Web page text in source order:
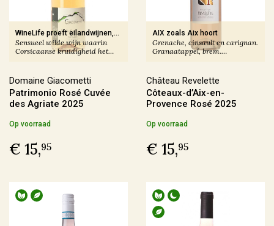
Producent
(6)
Anne & Jean-François Ganevat(5)
Azienda Agraria Moretti Omero(2)
Azienda Agricola Casavecchia alla Piazza
Meer
Prijs
WineLife proeft eilandwijnen,
zomer 2026:
Sensueel wilde wijn waarin
Corsicaanse kruidigheid het
Domaine Giacometti
Patrimonio Rosé Cuvée
des Agriate 2025
Op voorraad
€ 15,95
AIX zoals Aix hoort
Grenache, cinsault en carignan.
Granaatappel, brem.
Château Revelette
Côteaux-d’Aix-en-
Provence Rosé 2025
Op voorraad
€ 15,95